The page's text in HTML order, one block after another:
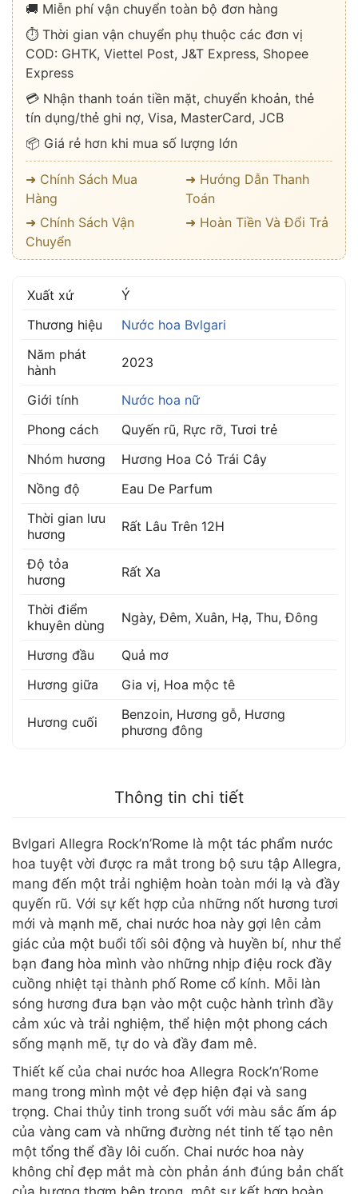
🚚 Miễn phí vận chuyển toàn bộ đơn hàng
⏱️ Thời gian vận chuyển phụ thuộc các đơn vị
COD: GHTK, Viettel Post, J&T Express, Shopee
Express
💳 Nhận thanh toán tiền mặt, chuyển khoản, thẻ
tín dụng/thẻ ghi nợ, Visa, MasterCard, JCB
📦 Giá rẻ hơn khi mua số lượng lớn
➜ Chính Sách Mua
Hàng
➜ Hướng Dẫn Thanh
Toán
➜ Chính Sách Vận
Chuyển
➜ Hoàn Tiền Và Đổi Trả
Xuất xứ
Ý
Thương hiệu
Nước hoa Bvlgari
Năm phát
hành
2023
Giới tính
Nước hoa nữ
Phong cách
Quyến rũ, Rực rỡ, Tươi trẻ
Nhóm hương
Hương Hoa Cỏ Trái Cây
Nồng độ
Eau De Parfum
Thời gian lưu
hương
Rất Lâu Trên 12H
Độ tỏa
hương
Rất Xa
Thời điểm
khuyên dùng
Ngày, Đêm, Xuân, Hạ, Thu, Đông
Hương đầu
Quả mơ
Hương giữa
Gia vị, Hoa mộc tê
Hương cuối Benzoin, Hương gỗ, Hương
phương đông
Thông tin chi tiết
Bvlgari Allegra Rock’n’Rome là một tác phẩm nước
hoa tuyệt vời được ra mắt trong bộ sưu tập Allegra,
mang đến một trải nghiệm hoàn toàn mới lạ và đầy
quyến rũ. Với sự kết hợp của những nốt hương tươi
mới và mạnh mẽ, chai nước hoa này gợi lên cảm
giác của một buổi tối sôi động và huyền bí, như thể
bạn đang hòa mình vào những nhịp điệu rock đầy
cuồng nhiệt tại thành phố Rome cổ kính. Mỗi làn
sóng hương đưa bạn vào một cuộc hành trình đầy
cảm xúc và trải nghiệm, thể hiện một phong cách
sống mạnh mẽ, tự do và đầy đam mê.
Thiết kế của chai nước hoa Allegra Rock’n’Rome
mang trong mình một vẻ đẹp hiện đại và sang
trọng. Chai thủy tinh trong suốt với màu sắc ấm áp
của vàng cam và những đường nét tinh tế tạo nên
một tổng thể đầy lôi cuốn. Chai nước hoa này
không chỉ đẹp mắt mà còn phản ánh đúng bản chất